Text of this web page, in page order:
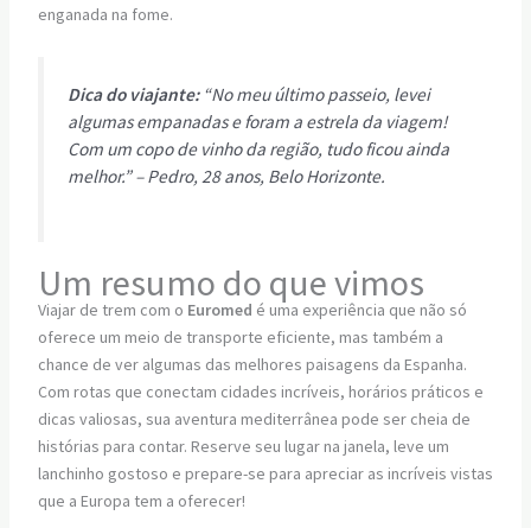
enganada na fome.
Dica do viajante:“No meu último passeio, levei
algumas empanadas e foram a estrela da viagem!
Com um copo de vinho da região, tudo ficou ainda
melhor.” – Pedro, 28 anos, Belo Horizonte.
Um resumo do que vimos
Viajar de trem com o Euromed é uma experiência que não só
oferece um meio de transporte eficiente, mas também a
chance de ver algumas das melhores paisagens da Espanha.
Com rotas que conectam cidades incríveis, horários práticos e
dicas valiosas, sua aventura mediterrânea pode ser cheia de
histórias para contar. Reserve seu lugar na janela, leve um
lanchinho gostoso e prepare-se para apreciar as incríveis vistas
que a Europa tem a oferecer!